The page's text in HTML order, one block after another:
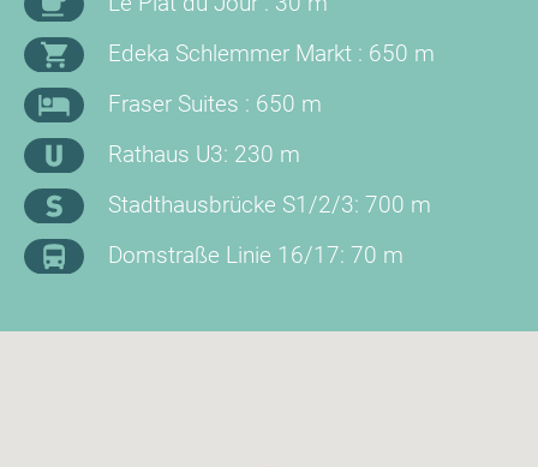
Edeka Schlemmer Markt : 650 m
Fraser Suites : 650 m
Rathaus U3: 230 m
Stadthausbrücke S1/2/3: 700 m
Domstraße Linie 16/17: 70 m